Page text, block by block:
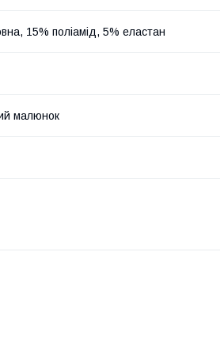
15% поліамід, 5% еластан
малюнок